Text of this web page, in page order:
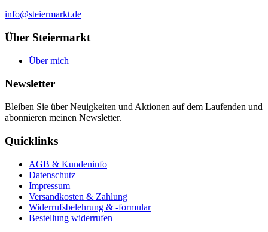
info@steiermarkt.de
Über Steiermarkt
Über mich
Newsletter
Bleiben Sie über Neuigkeiten und Aktionen auf dem Laufenden und
abonnieren meinen Newsletter.
Quicklinks
AGB & Kundeninfo
Datenschutz
Impressum
Versandkosten & Zahlung
Widerrufsbelehrung & -formular
Bestellung widerrufen